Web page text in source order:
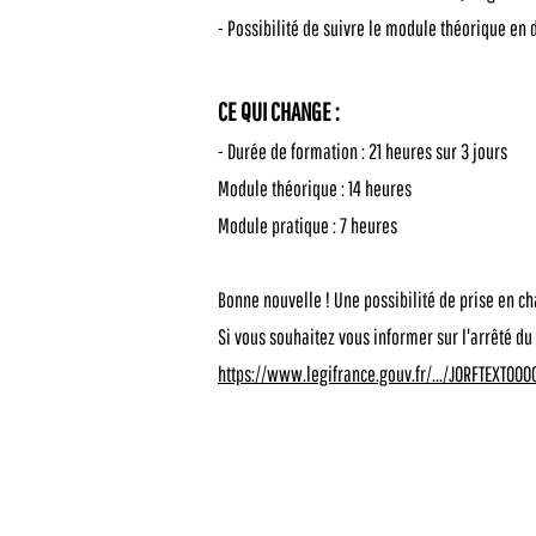
- Possibilité de suivre le module théorique
CE QUI CHANGE :
- Durée de formation : 21 heures sur 3 jours
Module théorique : 14 heures
Module pratique : 7 heures
Bonne nouvelle ! Une possibilité de prise en
Si vous souhaitez vous informer sur l'arrêté
https://www.legifrance.gouv.fr/.../